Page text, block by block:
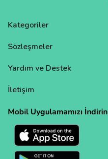
Kategoriler
Sözleşmeler
Yardım ve Destek
İletişim
Mobil Uygulamamızı İndirin